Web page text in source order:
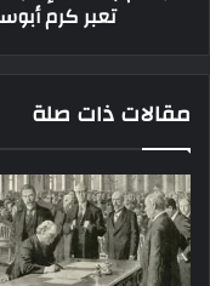
تعبر كرم
مقالات ذات صلة